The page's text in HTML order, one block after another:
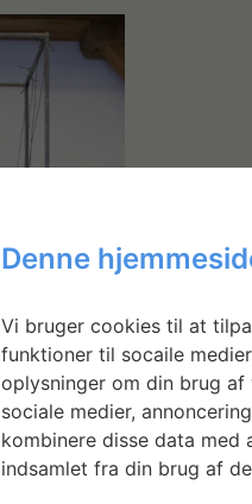
Denne
Vi bruger cookies til at
funktioner til socaile
oplysninger om din brug
sociale medier,
kombinere disse data med
indsamlet fra din brug af